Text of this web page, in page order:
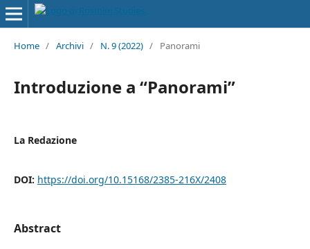
Home / Archivi / N. 9 (2022) / Panorami
Introduzione a “Panorami”
La Redazione
DOI: https://doi.org/10.15168/2385-216X/2408
Abstract